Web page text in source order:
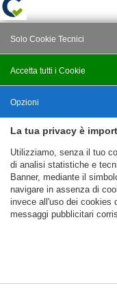
La tua privacy è
Utilizziamo, senza il tuo
di analisi statistiche e
Banner, mediante il
navigare in assenza di
invece all'uso dei cookies
messaggi pubblicitari
Cookie Necessari,
Accetta tutti i Cookie
Solo Cookie Tecnici
Salva
Opzioni
Nascondi Opzioni